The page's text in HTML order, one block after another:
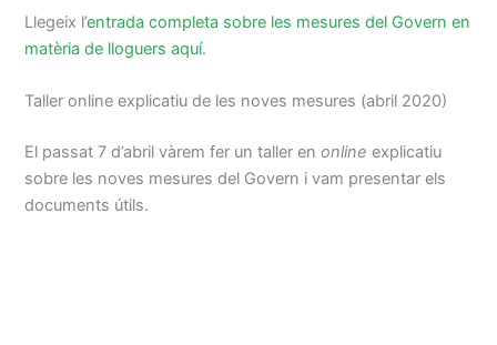
Llegeix l’entrada completa sobre les mesures del Govern en
matèria de lloguers aquí.
Taller online explicatiu de les noves mesures (abril 2020)
El passat 7 d’abril vàrem fer un taller enonline explicatiu
sobre les noves mesures del Govern i vam presentar els
documents útils.